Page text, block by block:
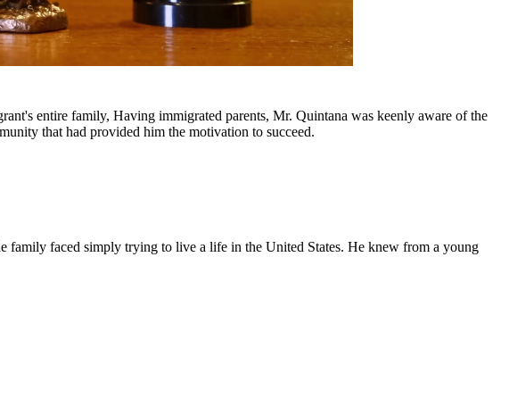
entire family, Having immigrated parents, Mr. Quintana was keenly aware of the
that had provided him the motivation to succeed.
family faced simply trying to live a life in the United States. He knew from a young